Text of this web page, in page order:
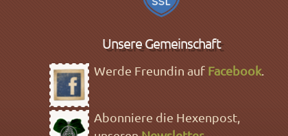
Unsere Gemeinschaft
Werde Freundin auf Facebook.
Abonniere die Hexenpost,